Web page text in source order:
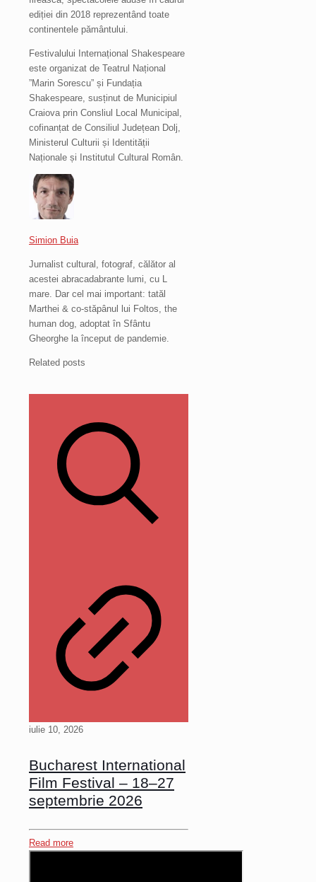
ediției din 2018 reprezentând toate
continentele pământului.
Festivalului Internațional Shakespeare
este organizat de Teatrul Național
”Marin Sorescu” și Fundația
Shakespeare, susținut de Municipiul
Craiova prin Consliul Local Municipal,
cofinanțat de Consiliul Județean Dolj,
Ministerul Culturii și Identității
Naționale și Institutul Cultural Român.
Simion Buia
Jurnalist cultural, fotograf, călător al
acestei abracadabrante lumi, cu L
mare. Dar cel mai important: tatăl
Marthei & co-stăpânul lui Foltos, the
human dog, adoptat în Sfântu
Gheorghe la început de pandemie.
Related posts
iulie 10, 2026
Bucharest International
Film Festival – 18–27
septembrie 2026
Read more